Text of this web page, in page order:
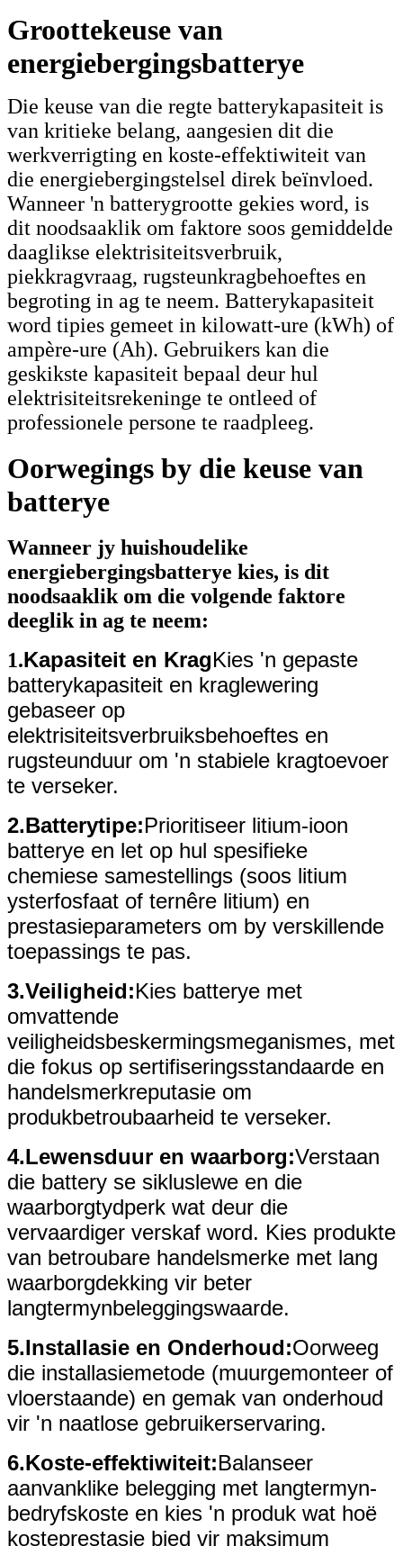
Groottekeuse van
energiebergingsbatterye
Die keuse van die regte batterykapasiteit is
van kritieke belang, aangesien dit die
werkverrigting en koste-effektiwiteit van
die energiebergingstelsel direk beïnvloed.
Wanneer 'n batterygrootte gekies word, is
dit noodsaaklik om faktore soos gemiddelde
daaglikse elektrisiteitsverbruik,
piekkragvraag, rugsteunkragbehoeftes en
begroting in ag te neem. Batterykapasiteit
word tipies gemeet in kilowatt-ure (kWh) of
ampère-ure (Ah). Gebruikers kan die
geskikste kapasiteit bepaal deur hul
elektrisiteitsrekeninge te ontleed of
professionele persone te raadpleeg.
Oorwegings by die keuse van
batterye
Wanneer jy huishoudelike
energiebergingsbatterye kies, is dit
noodsaaklik om die volgende faktore
deeglik in ag te neem:
1.Kapasiteit en KragKies 'n gepaste
batterykapasiteit en kraglewering
gebaseer op
elektrisiteitsverbruiksbehoeftes en
rugsteunduur om 'n stabiele kragtoevoer
te verseker.
2.Batterytipe:Prioritiseer litium-ioon
batterye en let op hul spesifieke
chemiese samestellings (soos litium
ysterfosfaat of ternêre litium) en
prestasieparameters om by verskillende
toepassings te pas.
3.Veiligheid:Kies batterye met
omvattende
veiligheidsbeskermingsmeganismes, met
die fokus op sertifiseringsstandaarde en
handelsmerkreputasie om
produkbetroubaarheid te verseker.
4.Lewensduur en waarborg:Verstaan ​​
die battery se sikluslewe en die
waarborgtydperk wat deur die
vervaardiger verskaf word. Kies produkte
van betroubare handelsmerke met lang
waarborgdekking vir beter
langtermynbeleggingswaarde.
5.Installasie en Onderhoud:Oorweeg
die installasiemetode (muurgemonteer of
vloerstaande) en gemak van onderhoud
vir 'n naatlose gebruikerservaring.
6.Koste-effektiwiteit:Balanseer
aanvanklike belegging met langtermyn-
bedryfskoste en kies 'n produk wat hoë
kosteprestasie bied vir maksimum